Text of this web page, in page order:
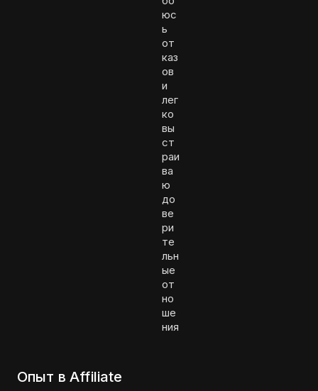
юс
ь
от
каз
ов
и
лег
ко
вы
ст
раи
ва
ю
до
ве
ри
те
льн
ые
от
но
ше
ния
Опыт в Affiliate